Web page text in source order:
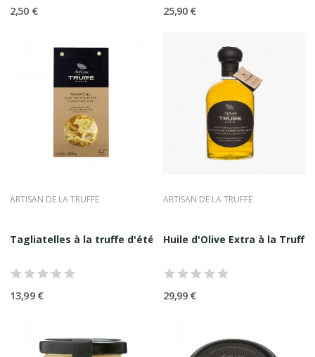
amateurs éclairés que les professionnels à la recherche de
alors un ingrédient maîtrisé, et non un simple argument.
Cette cohérence permet de construire des accords élégants
et de renforcer l’expérience globale autour du produit.
2,50 € 25,90 €
ARTISAN DE LA TRUFFE
Tagliatelles à la truffe d'été Artisan de la...
13,99 €
ARTISAN DE LA TRUFFE
Huile d'Olive Extra à la Truffe
29,99 €